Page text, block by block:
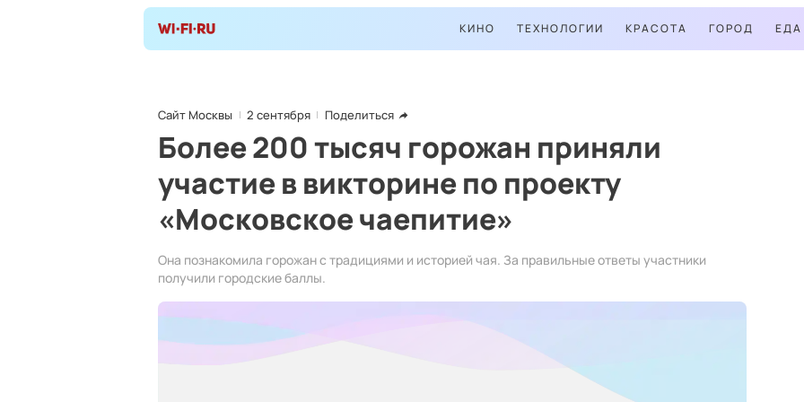
КИНО ТЕХНОЛОГИИ КРАСОТА ГОРОД ЕДА
Сайт Москвы 2 сентября Поделиться
Более 200 тысяч горожан приняли
участие в викторине по проекту
«Московское чаепитие»
Она познакомила горожан с традициями и историей чая. За правильные ответы участники
получили городские баллы.